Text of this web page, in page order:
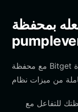
بمحفظة
مع محفظة Bitget المجهزة بشكل صحيح، يمكنك الاستفادة
للتفاعل مع